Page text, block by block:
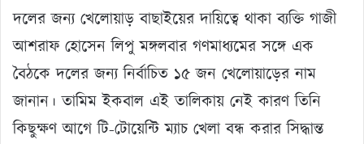
দলের জন্য খেলোয়াড় বাছাইয়ের দায়িত্বে থাকা ব্যক্তি গাজী
আশরাফ হোসেন লিপু মঙ্গলবার গণমাধ্যমের সঙ্গে এক
বৈঠকে দলের জন্য নির্বাচিত ১৫ জন খেলোয়াড়ের নাম
জানান। তামিম ইকবাল এই তালিকায় নেই কারণ তিনি
কিছুক্ষণ আগে টি-টোয়েন্টি ম্যাচ খেলা বন্ধ করার সিদ্ধান্ত